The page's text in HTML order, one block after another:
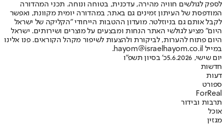
לספק לגולשים חוויה מהירה, עדכנית, בטוחה ונוחה. תכני המהדורה
המודפסת של העיתון זמינים גם באתר, במהדורה יומית מקוונת, ואפשר
לקבל אותם גם בניוזלטר. מועדון ההטבות הייחודי "הקליקה של ישראל
היום" מציע לגולשי האתר הנחות ומבצעים על מוצרים ושירותים. ישראל
היום פתוח להערות, לביקורת ולהצעות לשיפור מקהל הקוראים. פנו אלינו
במייל hayom@israelhayom.co.il.
יום שישי, 5.6.2026
כ' בסיון תשפ"ו
חדשות
דעות
ספורט
ForReal
תרבות ובידור
אוכל
מגזין